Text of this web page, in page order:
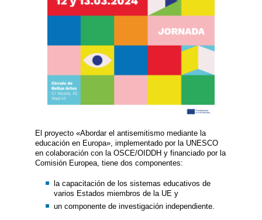
El proyecto «Abordar el antisemitismo mediante la
educación en Europa», implementado por la UNESCO
en colaboración con la OSCE/OIDDH y financiado por la
Comisión Europea, tiene dos componentes:
la capacitación de los sistemas educativos de
varios Estados miembros de la UE y
un componente de investigación independiente.